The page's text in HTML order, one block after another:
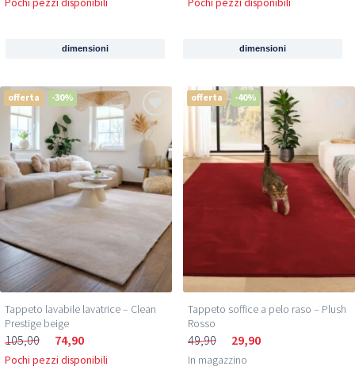
Pochi pezzi disponibili
dimensioni
Pochi pezzi disponibili
dimensioni
offerta -30%
Tappeto lavabile lavatrice – Clean
Prestige beige
105,00 74,90
Pochi pezzi disponibili
offerta -40%
Tappeto soffice a pelo raso – Plush
Rosso
49,90 29,90
In magazzino